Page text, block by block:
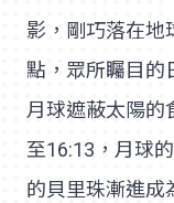
影，剛巧落在地
點，眾所矚目的
月球遮蔽太陽的
至16:13，月球
的貝里珠漸進成